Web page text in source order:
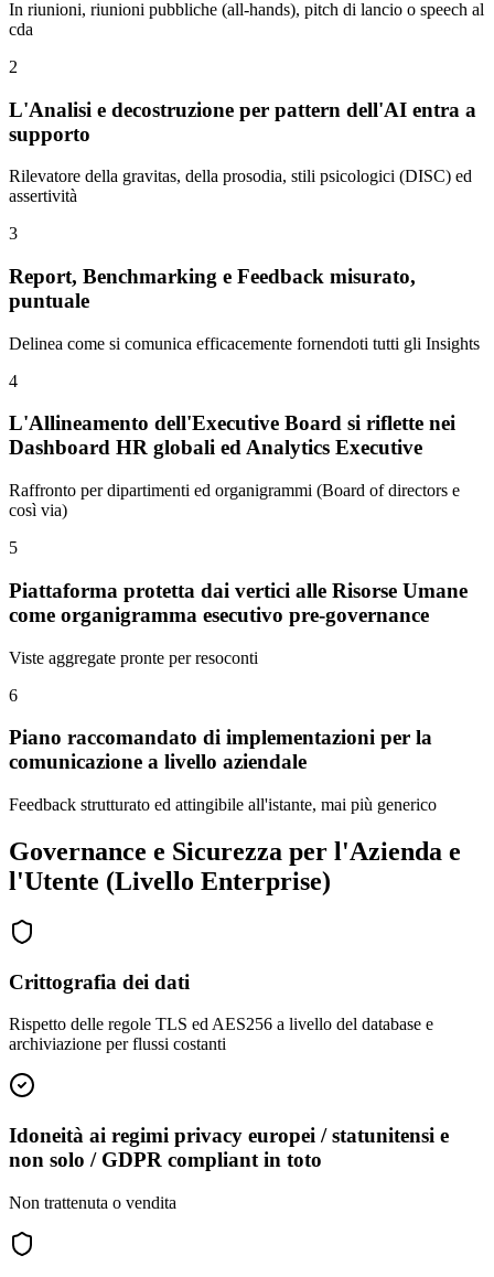
In riunioni, riunioni pubbliche (all-hands), pitch di lancio o speech al
cda
2
L'Analisi e decostruzione per pattern dell'AI entra a
supporto
Rilevatore della gravitas, della prosodia, stili psicologici (DISC) ed
assertività
3
Report, Benchmarking e Feedback misurato,
puntuale
Delinea come si comunica efficacemente fornendoti tutti gli Insights
4
L'Allineamento dell'Executive Board si riflette nei
Dashboard HR globali ed Analytics Executive
Raffronto per dipartimenti ed organigrammi (Board of directors e
così via)
5
Piattaforma protetta dai vertici alle Risorse Umane
come organigramma esecutivo pre-governance
Viste aggregate pronte per resoconti
6
Piano raccomandato di implementazioni per la
comunicazione a livello aziendale
Feedback strutturato ed attingibile all'istante, mai più generico
Governance e Sicurezza per l'Azienda e
l'Utente (Livello Enterprise)
Crittografia dei dati
Rispetto delle regole TLS ed AES256 a livello del database e
archiviazione per flussi costanti
Idoneità ai regimi privacy europei / statunitensi e
non solo / GDPR compliant in toto
Non trattenuta o vendita